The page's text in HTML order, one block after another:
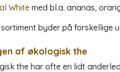
Whitemed bl.a. ananas,
byder på forskellige
af økologisk the
the har ofte en lidt